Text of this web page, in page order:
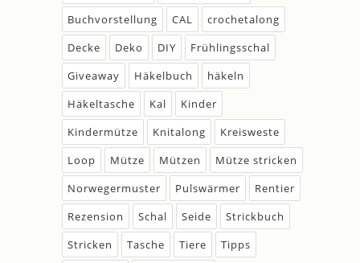
Buchvorstellung
CAL
crochetalong
Decke
Deko DIY
Frühlingsschal
Giveaway
Häkelbuch
häkeln
Häkeltasche
Kal
Kinder
Kindermütze
Knitalong
Kreisweste
Loop
Mütze Mützen
Mütze stricken
Norwegermuster
Pulswärmer
Rentier
Rezension
Schal Seide
Strickbuch
Stricken
Tasche Tiere
Tipps